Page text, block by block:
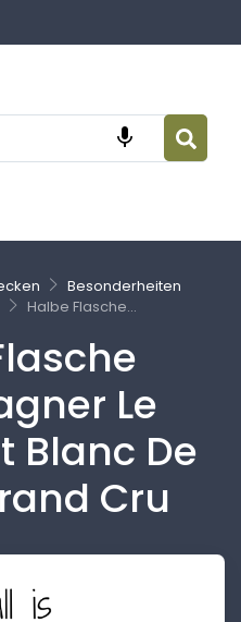

Besonderheiten
Halbe Flasche...
Le
Blanc De
Cru